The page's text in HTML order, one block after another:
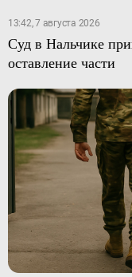
13:42, 7 августа 2026
Суд в Нальчике
оставление части